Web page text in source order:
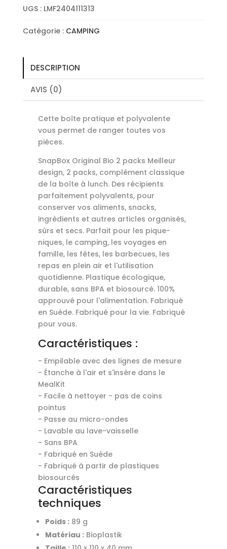
SNAPBOX
ORIGINAL
UGS : LMF2404111313
Catégorie : CAMPING
DESCRIPTION
AVIS (0)
Cette boîte pratique et polyvalente
vous permet de ranger toutes vos
pièces.
SnapBox Original Bio 2 packs Meilleur
design, 2 packs, complément classique
de la boîte à lunch. Des récipients
parfaitement polyvalents, pour
conserver vos aliments, snacks,
ingrédients et autres articles organisés,
sûrs et secs. Parfait pour les pique-
niques, le camping, les voyages en
famille, les fêtes, les barbecues, les
repas en plein air et l'utilisation
quotidienne. Plastique écologique,
durable, sans BPA et biosourcé. 100%
approuvé pour l'alimentation. Fabriqué
en Suède. Fabriqué pour la vie. Fabriqué
pour vous.
Caractéristiques :
- Empilable avec des lignes de mesure
- Étanche à l'air et s'insère dans le
MealKit
- Facile à nettoyer - pas de coins
pointus
- Passe au micro-ondes
- Lavable au lave-vaisselle
- Sans BPA
- Fabriqué en Suède
- Fabriqué à partir de plastiques
biosourcés
Caractéristiques
techniques
Poids :89 g
Matériau :Bioplastik